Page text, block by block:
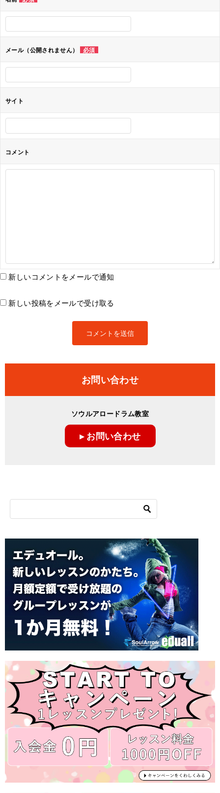
シ
ョ
ン
メール（公開されません） 必須
サイト
コメント
新しいコメントをメールで通知
新しい投稿をメールで受け取る
お問い合わせ
ソウルアロードラム教室
▸ お問い合わせ